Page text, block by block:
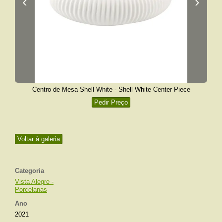
Voltar à galeria
Categoria
Vista Alegre -
Porcelanas
Ano
2021
Centro de Mesa Shell White - Shell White Center Piece
Pedir Preço